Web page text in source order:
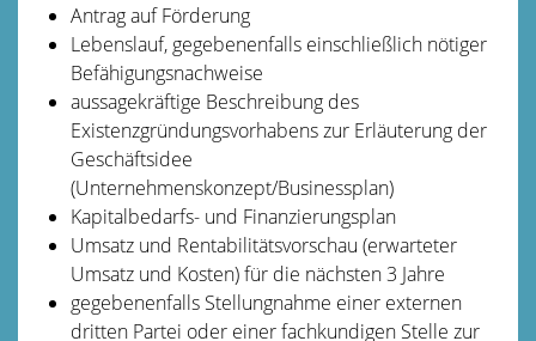
Antrag auf Förderung
Lebenslauf, gegebenenfalls einschließlich nötiger
Befähigungsnachweise
aussagekräftige Beschreibung des
Existenzgründungsvorhabens zur Erläuterung der
Geschäftsidee
(Unternehmenskonzept/Businessplan)
Kapitalbedarfs- und Finanzierungsplan
Umsatz und Rentabilitätsvorschau (erwarteter
Umsatz und Kosten) für die nächsten 3 Jahre
gegebenenfalls Stellungnahme einer externen
dritten Partei oder einer fachkundigen Stelle zur